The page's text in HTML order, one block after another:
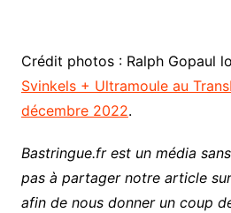
Crédit photos : Ralph Gopaul
Svinkels + Ultramoule au
décembre 2022.
Bastringue.fr est un média
pas à partager notre article
afin de nous donner un coup